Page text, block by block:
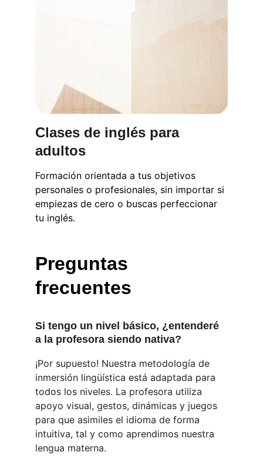
Formación orientada a tus objetivos
personales o profesionales, sin importar si
empiezas de cero o buscas perfeccionar
tu inglés.
Clases de inglés para
adultos
Preguntas
frecuentes
Si tengo un nivel básico, ¿entenderé
a la profesora siendo nativa?
¡Por supuesto! Nuestra metodología de
inmersión lingüística está adaptada para
todos los niveles. La profesora utiliza
apoyo visual, gestos, dinámicas y juegos
para que asimiles el idioma de forma
intuitiva, tal y como aprendimos nuestra
lengua materna.